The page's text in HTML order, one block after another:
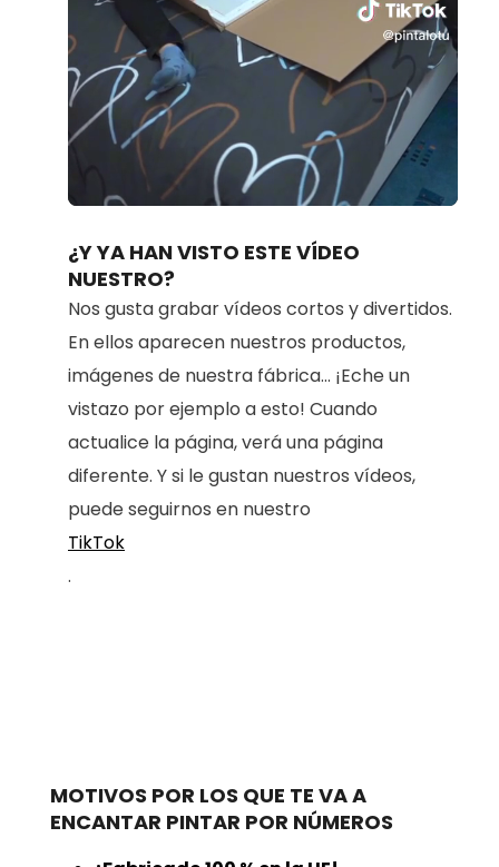
Unmute Loaded
80.91%
¿Y YA HAN VISTO ESTE VÍDEO
NUESTRO?
Nos gusta grabar vídeos cortos y divertidos.
En ellos aparecen nuestros productos,
imágenes de nuestra fábrica... ¡Eche un
vistazo por ejemplo a esto! Cuando
actualice la página, verá una página
diferente. Y si le gustan nuestros vídeos,
puede seguirnos en nuestro
TikTok
.
MOTIVOS POR LOS QUE TE VA A
ENCANTAR PINTAR POR NÚMEROS